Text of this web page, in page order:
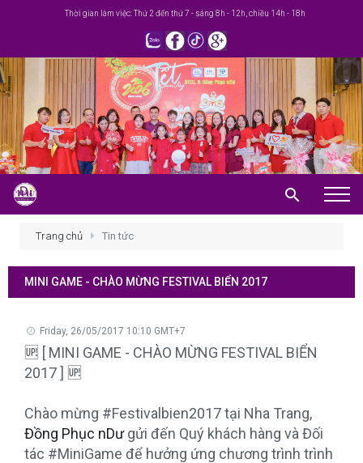
Thời gian làm việc: Thứ 2 đến thứ 7 - sáng 8h - 12h, chiều 14h - 18h
Khuyến mãi
Sản phẩm
Bảng màu
Hướng dẫn
Trang chủ Tin tức
MINI GAME - CHÀO MỪNG FESTIVAL BIỂN 2017
Friday, 26/05/2017 10:10 GMT+7
🆙 [ MINI GAME - CHÀO MỪNG FESTIVAL BIỂN
2017 ] 🆙
Chào mừng #Festivalbien2017 tại Nha Trang,
Đồng Phục nDưgửi đến Quý khách hàng và Đối
tác #MiniGame để hưởng ứng chương trình trình